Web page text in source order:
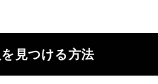
見つける方法